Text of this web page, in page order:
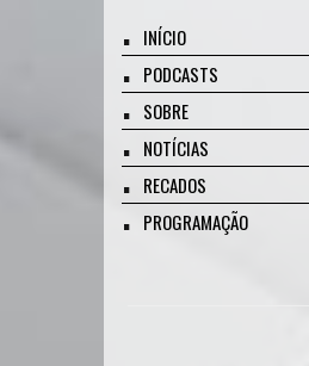
INÍCIO
PODCASTS
SOBRE
NOTÍCIAS
RECADOS
PROGRAMAÇÃO